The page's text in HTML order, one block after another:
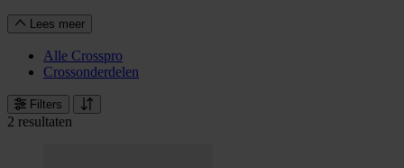
Lees meer
Alle Crosspro
Crossonderdelen
Filters
2 resultaten